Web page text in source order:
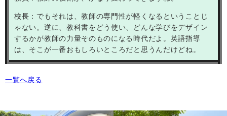
校長：でもそれは、教師の専門性が軽くなるということじ
ゃない。逆に、教科書をどう使い、どんな学びをデザイン
するかが教師の力量そのものになる時代だよ。英語指導
は、そこが一番おもしろいところだと思うんだけどね。
一覧へ戻る